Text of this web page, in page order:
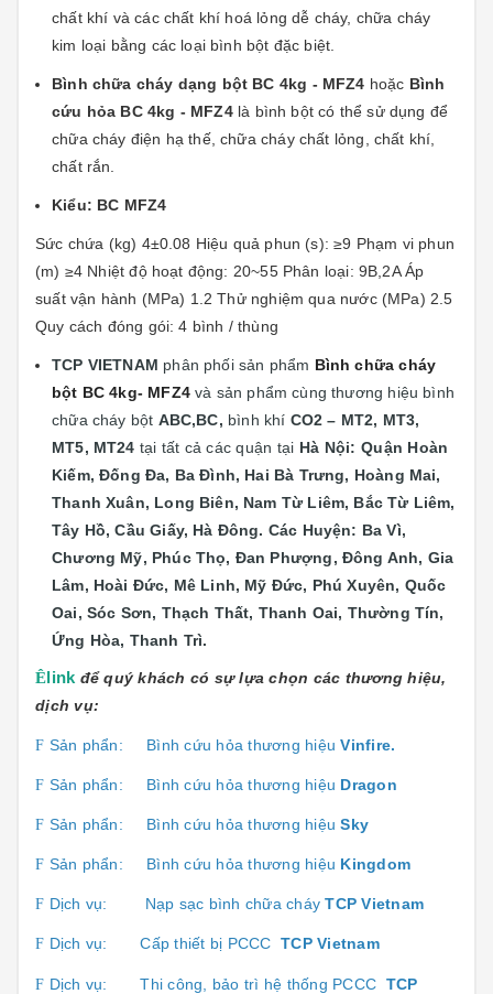
chất khí và các chất khí hoá lỏng dễ cháy, chữa cháy
kim loại bằng các loại bình bột đặc biệt.
Bình chữa cháy dạng bột BC 4kg - MFZ4 hoặc Bình
cứu hỏa BC 4kg - MFZ4 là bình bột có thể sử dụng để
chữa cháy điện hạ thế, chữa cháy chất lỏng, chất khí,
chất rắn.
Kiểu: BC MFZ4
Sức chứa (kg) 4±0.08 Hiệu quả phun (s): ≥9 Phạm vi phun
(m) ≥4 Nhiệt độ hoạt động: 20~55 Phân loại: 9B,2A Áp
suất vận hành (MPa) 1.2 Thử nghiệm qua nước (MPa) 2.5
Quy cách đóng gói: 4 bình / thùng
TCP VIETNAM phân phối sản phẩm Bình chữa cháy
bột BC 4kg- MFZ4và sản phẩm cùng thương hiệu bình
chữa cháy bột ABC,BC, bình khí CO2 – MT2, MT3,
MT5, MT24 tại tất cả các quận tại Hà Nội: Quận Hoàn
Kiếm, Đống Đa, Ba Đình, Hai Bà Trưng, Hoàng Mai,
Thanh Xuân, Long Biên, Nam Từ Liêm, Bắc Từ Liêm,
Tây Hồ, Cầu Giấy, Hà Đông. Các Huyện: Ba Vì,
Chương Mỹ, Phúc Thọ, Đan Phượng, Đông Anh, Gia
Lâm, Hoài Đức, Mê Linh, Mỹ Đức, Phú Xuyên, Quốc
Oai, Sóc Sơn, Thạch Thất, Thanh Oai, Thường Tín,
Ứng Hòa, Thanh Trì.
Ê link để quý khách có sự lựa chọn các thương hiệu,
dịch vụ:
F Sản phẩn: Bình cứu hỏa thương hiệuVinfire.
F Sản phẩn: Bình cứu hỏa thương hiệu Dragon
F Sản phẩn: Bình cứu hỏa thương hiệuSky
F Sản phẩn: Bình cứu hỏa thương hiệu Kingdom
F Dịch vụ: Nạp sạc bình chữa cháyTCP Vietnam
F Dịch vụ:Cấp thiết bị PCCC TCP Vietnam
F Dịch vụ:Thi công, bảo trì hệ thống PCCC TCP